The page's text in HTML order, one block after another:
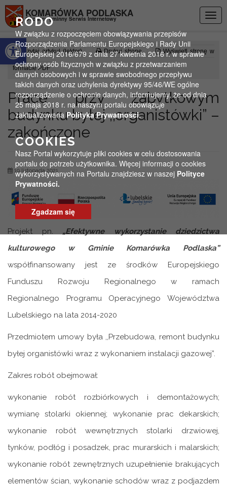
Otwórz pasek narzędzi
KOMARÓWKA PODLASKA
Oficjalny gminny Serwis Internetowy
Czytaj artykuł (lektor) Drukuj stronę Wyświetl stronę w
formacie PDF
Prace przy zabytkowym
budynku byłej ,,organistówki” –
zakończone
19 listopada 2021
Projekt pn. „Efektywne wykorzystanie dziedzictwa
kulturowego w Gminie Komarówka Podlaska”
współfinansowany jest ze środków Europejskiego
Funduszu Rozwoju Regionalnego w ramach
Regionalnego Programu Operacyjnego Województwa
Lubelskiego na lata 2014-2020
Przedmiotem umowy była ,,Przebudowa, remont budynku
byłej organistówki wraz z wykonaniem instalacji gazowej”.
Zakres robót obejmował:
wykonanie robót rozbiórkowych i demontażowych;
wymianę stolarki okiennej; wykonanie prac dekarskich;
wykonanie robót wewnętrznych stolarki drzwiowej,
tynków, podłóg i posadzek, prac murarskich i malarskich;
wykonanie robót zewnętrznych uzupełnienie brakujących
elementów ścian, wykonanie schodów wraz z podjazdem
RODO
W związku z rozpoczęciem obowiązywania przepisów
Rozporządzenia Parlamentu Europejskiego i Rady Unii
Europejskiej 2016/679 z dnia 27 kwietnia 2016 r. w sprawie
ochrony osób fizycznych w związku z przetwarzaniem
danych osobowych i w sprawie swobodnego przepływu
takich danych oraz uchylenia dyrektywy 95/46/WE ogólne
rozporządzenie o ochronie danych, informujemy, że od dnia
25 maja 2018 r. na naszym portalu obowiązuje
zaktualizowanaPolityka Prywatności.
COOKIES
Nasz Portal wykorzytuje pliki cookies w celu dostosowania
portalu do potrzeb użytkownika. Więcej informacji o cookies
wykorzystywanych na Portalu znajdziesz w naszej Polityce
Prywatności.
Zgadzam się